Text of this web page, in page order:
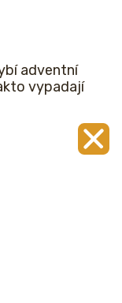
adventní
vypadají